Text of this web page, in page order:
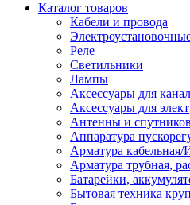
Каталог товаров
Кабели и провода
Реле
Светильники
Лампы
Аксессуары для
Аксессуары для
Антенны и
Аппаратура
Арматура
Арматура трубная,
Батарейки,
Бытовая техника